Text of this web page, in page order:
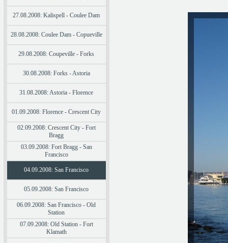
27.08.2008: Kalispell - Coulee Dam
28.08.2008: Coulee Dam - Copueville
29.08.2008: Coupeville - Forks
30.08.2008: Forks - Astoria
31.08.2008: Astoria - Florence
01.09.2008: Florence - Crescent City
02.09.2008: Crescent City - Fort
Bragg
03.09.2008: Fort Bragg - San
Francisco
04.09.2008: San Francisco
05.09.2008: San Francisco
06.09.2008: San Francisco - Old
Station
07.09.2008: Old Station - Fort
Klamath